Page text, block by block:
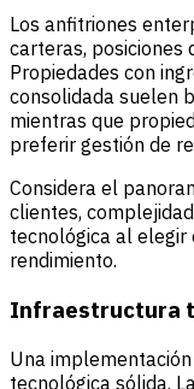
Los anfitriones
carteras, posiciones
Propiedades con
consolidada suelen
mientras que
preferir gestión de
Considera el
clientes,
tecnológica al elegir
rendimiento.
Infraestructura
Una
tecnológica sólida.